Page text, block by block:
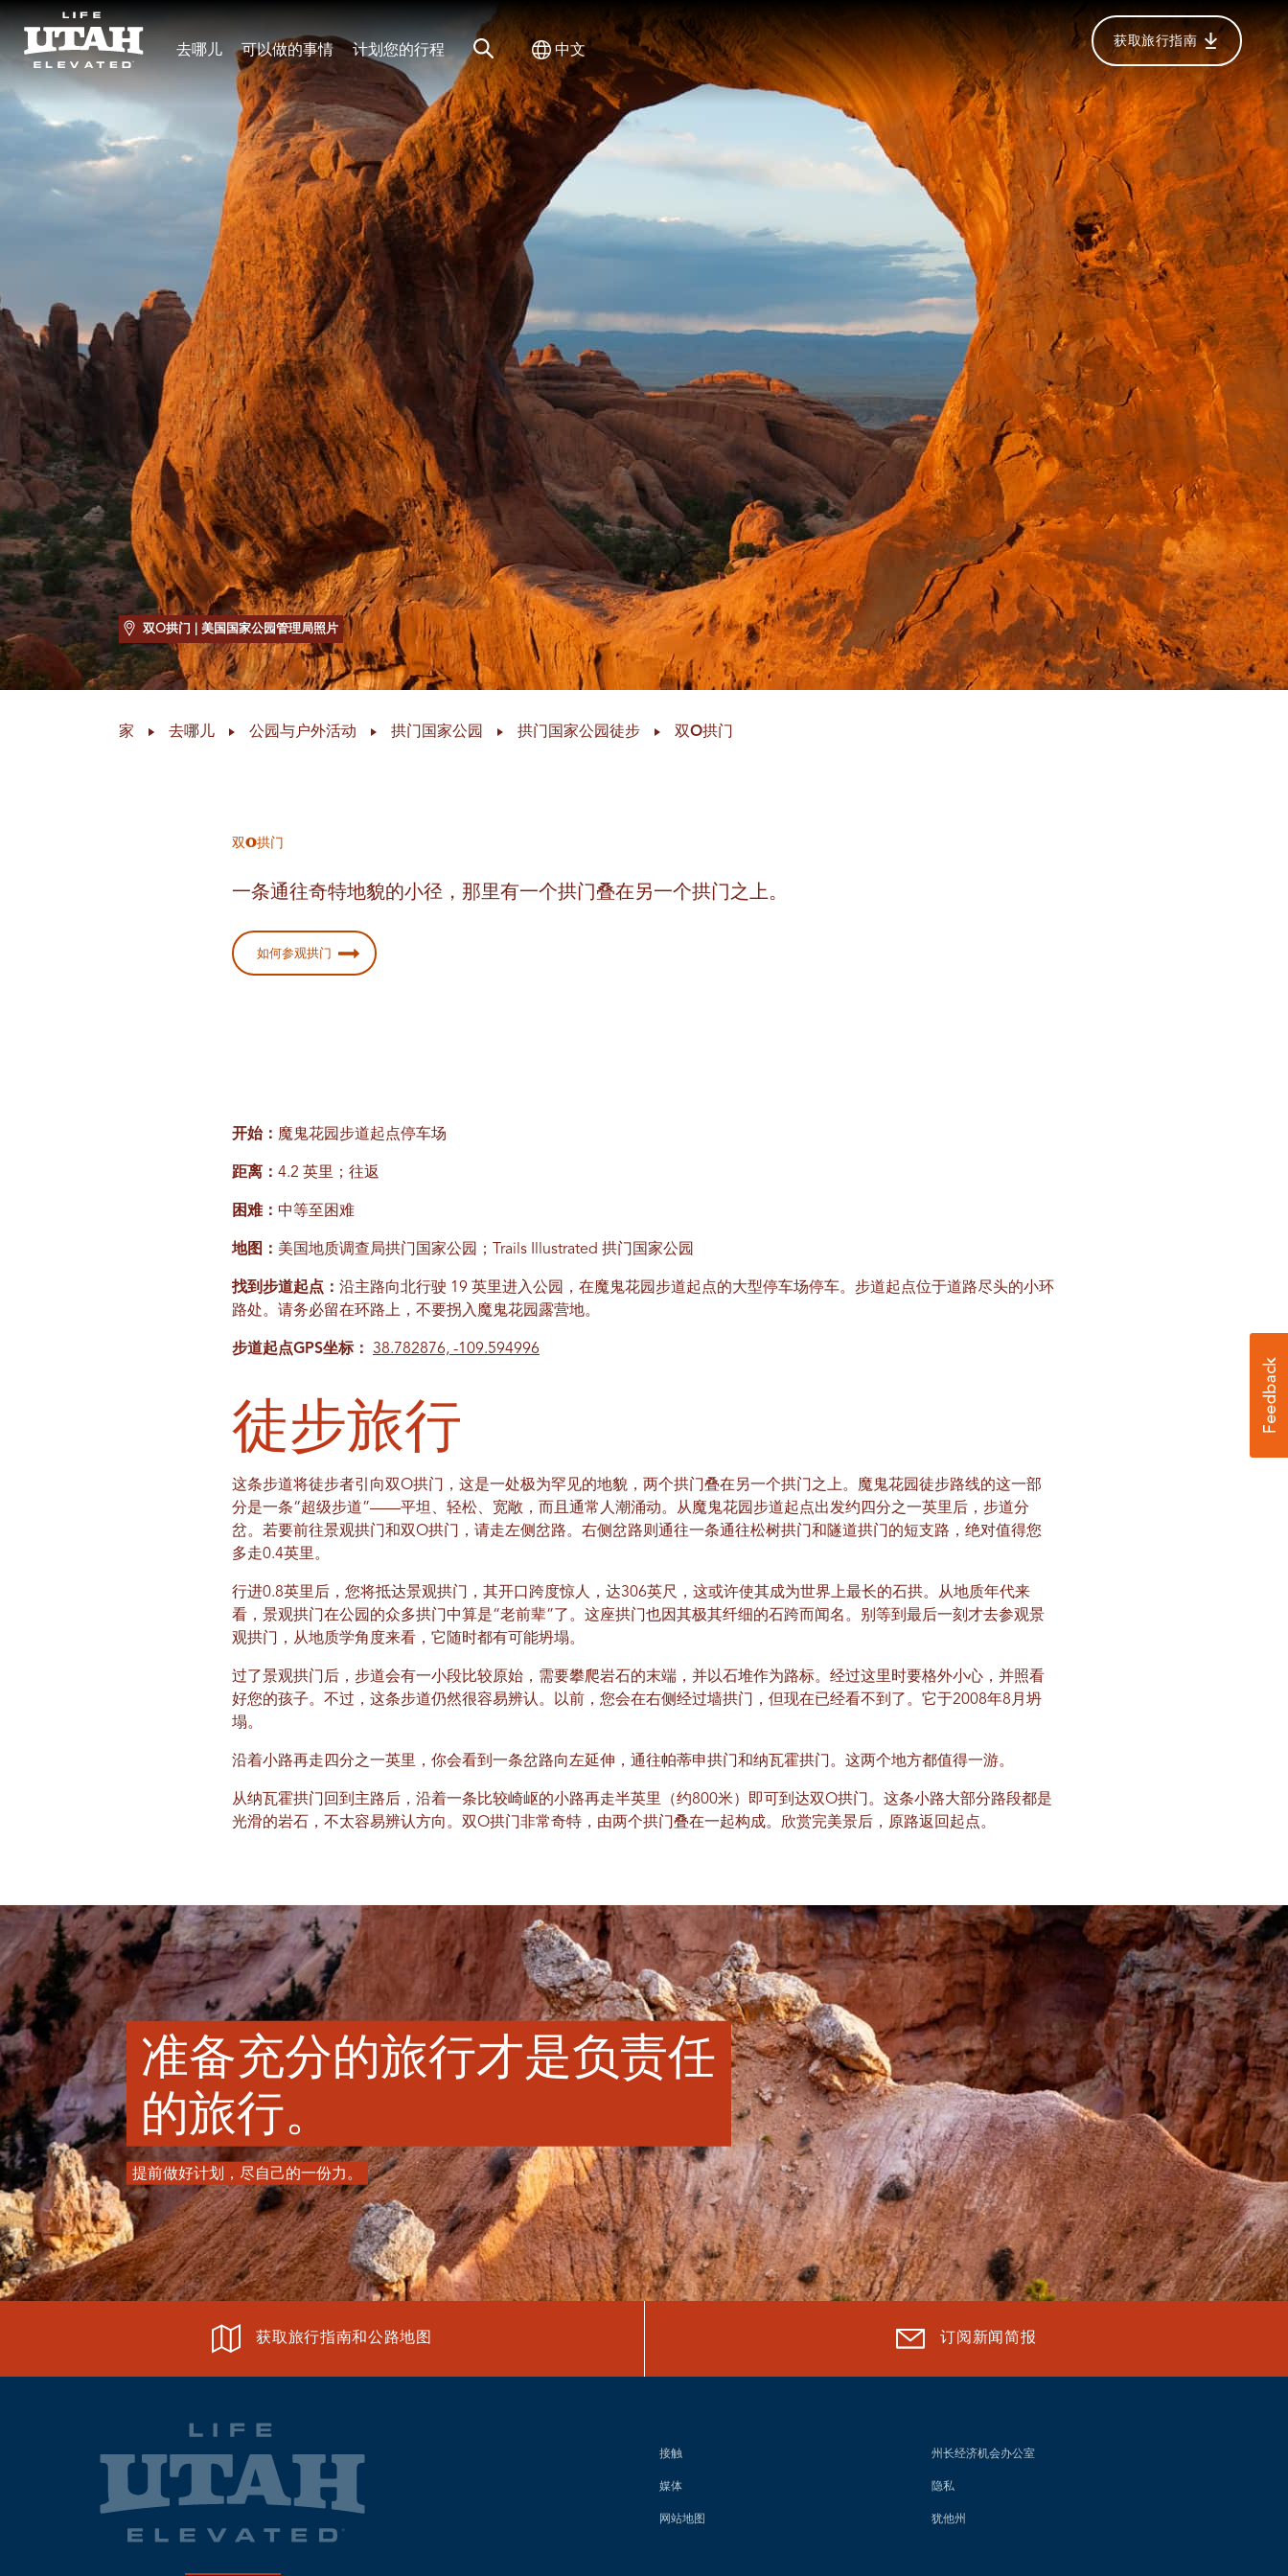
Skip to content
去哪儿 可以做的事情 计划您的行程 网站搜索切换国际
中文 获取旅行指南
双O拱门 | 美国国家公园管理局照片
家 去哪儿 公园与户外活动 拱门国家公园 拱门国家公园徒步 双O拱门
双O拱门
一条通往奇特地貌的小径，那里有一个拱门叠在另一个拱门之上。
如何参观拱门
开始： 魔鬼花园步道起点停车场
距离： 4.2 英里；往返
困难： 中等至困难
地图： 美国地质调查局拱门国家公园；Trails Illustrated 拱门国家公园
找到步道起点： 沿主路向北行驶 19 英里进入公园，在魔鬼花园步道起点的大型停车场停车。步道起点位于道路尽头的小环
路处。请务必留在环路上，不要拐入魔鬼花园露营地。
步道起点GPS坐标： 38.782876, -109.594996
徒步旅行
这条步道将徒步者引向双O拱门，这是一处极为罕见的地貌，两个拱门叠在另一个拱门之上。魔鬼花园徒步路线的这一部
分是一条“超级步道”——平坦、轻松、宽敞，而且通常人潮涌动。从魔鬼花园步道起点出发约四分之一英里后，步道分
岔。若要前往景观拱门和双O拱门，请走左侧岔路。右侧岔路则通往一条通往松树拱门和隧道拱门的短支路，绝对值得您
多走0.4英里。
行进0.8英里后，您将抵达景观拱门，其开口跨度惊人，达306英尺，这或许使其成为世界上最长的石拱。从地质年代来
看，景观拱门在公园的众多拱门中算是“老前辈”了。这座拱门也因其极其纤细的石跨而闻名。别等到最后一刻才去参观景
观拱门，从地质学角度来看，它随时都有可能坍塌。
过了景观拱门后，步道会有一小段比较原始，需要攀爬岩石的末端，并以石堆作为路标。经过这里时要格外小心，并照看
好您的孩子。不过，这条步道仍然很容易辨认。以前，您会在右侧经过墙拱门，但现在已经看不到了。它于2008年8月坍
塌。
沿着小路再走四分之一英里，你会看到一条岔路向左延伸，通往帕蒂申拱门和纳瓦霍拱门。这两个地方都值得一游。
从纳瓦霍拱门回到主路后，沿着一条比较崎岖的小路再走半英里（约800米）即可到达双O拱门。这条小路大部分路段都是
光滑的岩石，不太容易辨认方向。双O拱门非常奇特，由两个拱门叠在一起构成。欣赏完美景后，原路返回起点。
准备充分的旅行才是负责任
的旅行。
提前做好计划，尽自己的一份力。
获取旅行指南和公路地图 订阅新闻简报
接触 州长经济机会办公室
媒体 隐私
网站地图 犹他州